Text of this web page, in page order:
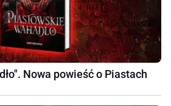
Nowa powieść o Piastach